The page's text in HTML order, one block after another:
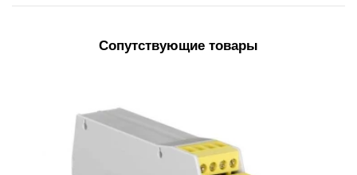
Сопутствующие товары